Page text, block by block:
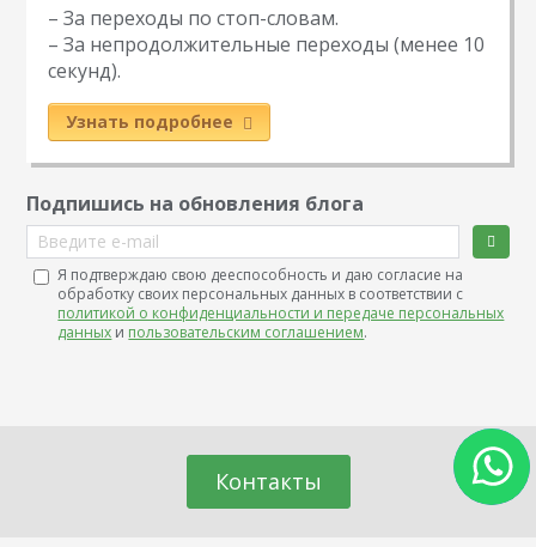
– За переходы по стоп-словам.
– За непродолжительные переходы (менее 10
секунд).
Узнать подробнее
Подпишись на обновления блога
Введите e-mail
Я подтверждаю свою дееспособность и даю согласие на
обработку своих персональных данных в соответствии с
политикой о конфиденциальности и передаче персональных
данных и пользовательским соглашением.
Контакты